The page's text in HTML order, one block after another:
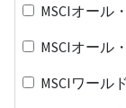
MSCIオール
MSCIオール
MSCIワール